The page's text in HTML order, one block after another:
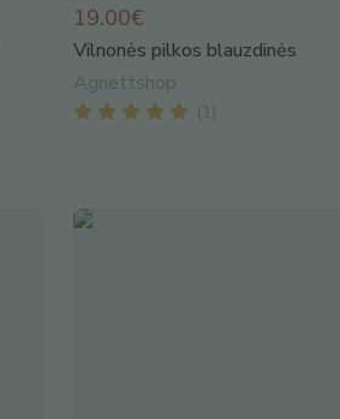
19.00€
Vilnonės pilkos blauzdinės
Agnettshop
( 1